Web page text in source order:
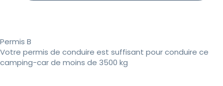
Permis B
Votre permis de conduire est suffisant pour conduire ce
camping-car de moins de 3500 kg